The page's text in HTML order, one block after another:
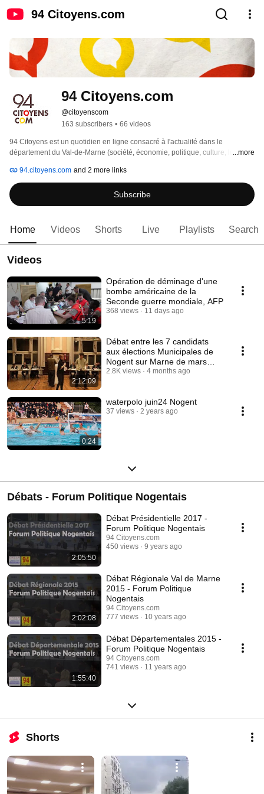
94 Citoyens.com
94 Citoyens.com
@citoyenscom
163 subscribers • 66 videos
94 Citoyens est un quotidien en ligne consacré à l'actualité dans le
département du Val-de-Marne (société, économie, politique, culture, loisirs,
dizaine d'articles par jour, de l'actu à chaud aux articles de fond.
...more
94.citoyens.com and 2 more links
Subscribe
Home Videos Shorts Live Playlists Search
Videos
5:19
Opération de déminage d'une
bombe américaine de la
Seconde guerre mondiale, AFP
368 views 11 days ago
2:12:09
Débat entre les 7 candidats
aux élections Municipales de
Nogent sur Marne de mars
2026
2.8K views 4 months ago
0:24
waterpolo juin24 Nogent
37 views 2 years ago
Débats - Forum Politique Nogentais
2:05:50
Débat Présidentielle 2017 -
Forum Politique Nogentais
94 Citoyens.com
450 views
9 years ago
2:02:08
Débat Régionale Val de Marne
2015 - Forum Politique
Nogentais
94 Citoyens.com
777 views
10 years ago
1:55:40
Débat Départementales 2015 -
Forum Politique Nogentais
94 Citoyens.com
741 views
11 years ago
Shorts